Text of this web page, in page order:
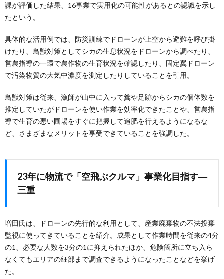
課が評価した結果、16事業で実用化の可能性があるとの認識を示し
たという。
具体的な活用例では、防災訓練でドローンが上空から避難を呼び掛
けたり、鳥獣対策としてシカの生息状況をドローンから調べたり、
営農指導の一環で農作物の生育状況を確認したり、固定翼ドローン
で汚染物質の大気中濃度を測定したりしていることを引用。
鳥獣対策は従来、漁師が山中に入って糞や足跡からシカの個体数を
推定していたがドローンを使い作業を効率化できたことや、営農指
導で生育の悪い圃場をすぐに把握して追肥を行えるようになるな
ど、さまざまなメリットを享受できていることを強調した。
23年に物流で「空飛ぶクルマ」事業化目指す―
三重
増田氏は、ドローンの先行的な利用として、産業廃棄物の不法投棄
監視に使ってきていることを紹介。成果として作業時間を従来の4分
の1、必要な人数を3分の1に抑えられたほか、危険箇所に立ち入ら
なくてもエリアの細部まで調査できるようになったことなどを挙げ
た。